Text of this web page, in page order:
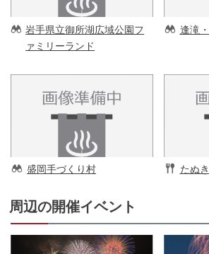
岩手県立御所湖広域公園フ
ァミリーランド
逢滝
盛岡手づくり村 たぬき
周辺の開催イベント